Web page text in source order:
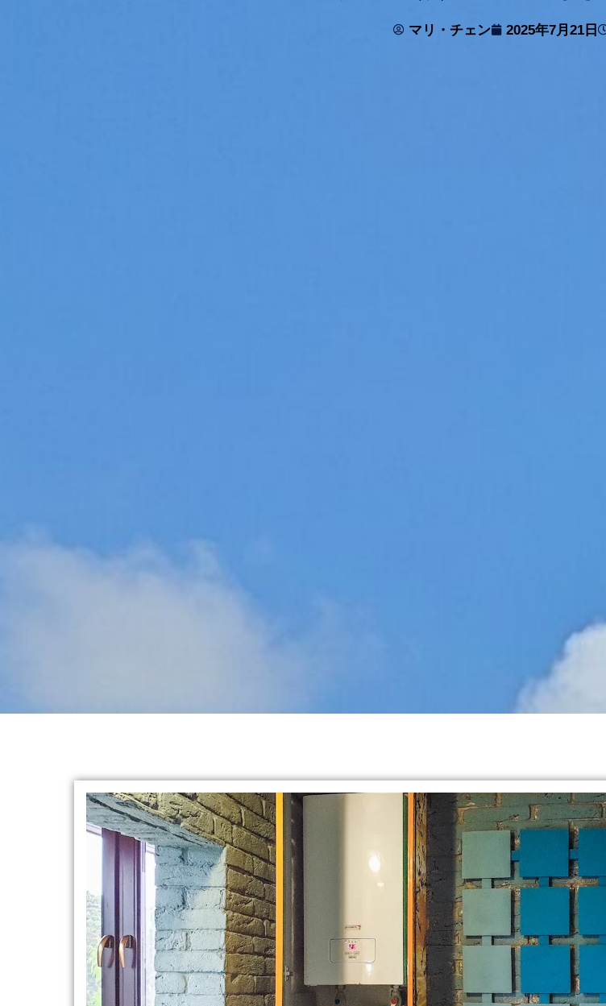
マリ・チェン 2025年7月21日